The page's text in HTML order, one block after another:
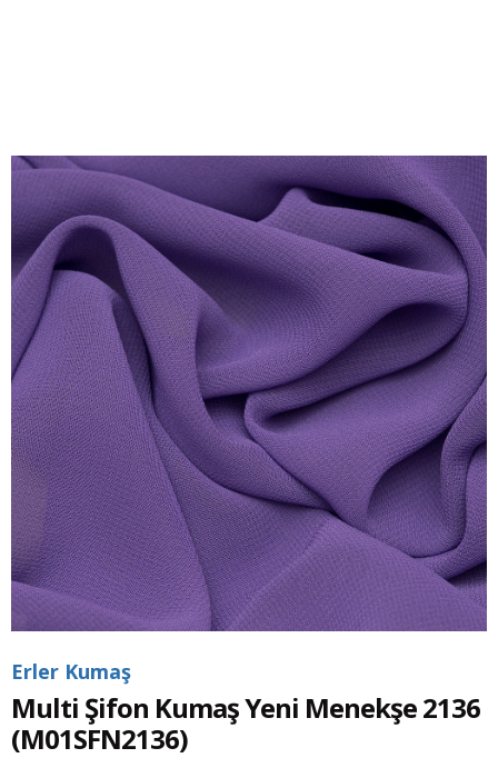
Erler Kumaş
Multi Şifon Kumaş Yeni Menekşe 2136
(M01SFN2136)